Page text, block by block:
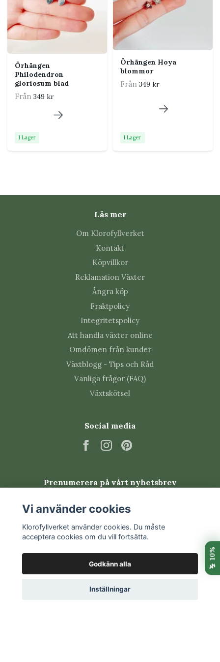
För att ytan ska hålla sig fin rekommenderas att du
tar av smycket före dusch, bad och simning. Torka det
direkt om det blir vått.
Örhängen
Philodendron
gloriosum blad
Från 349 kr
I Lager
Örhängen Hoya
blommor
Från 349 kr
I Lager
Läs mer
Om Klorofyllverket
Kontakt
Köpvillkor
Reklamation Växter
Ångra köp
Fraktpolicy
Integritetspolicy
Att handla växter online
Omdömen från kunder
Växtblogg - Tips och Råd
Vanliga frågor (FAQ)
Växtskötsel
Social media
Prenumerera på vårt nyhetsbrev
Vi använder cookies
Klorofyllverket använder cookies. Du måste
acceptera cookies om du vill fortsätta.
Godkänn alla
Inställningar